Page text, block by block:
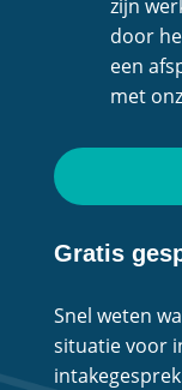
zijn
door
een
met
Gratis
Snel weten
situatie voor